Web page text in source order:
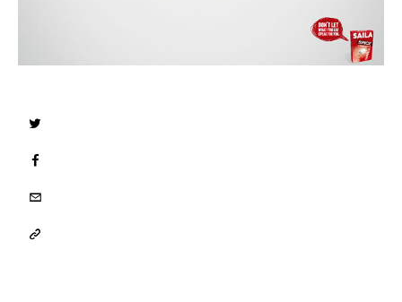
TWITTER
FACEBOOK
EMAIL
COPY